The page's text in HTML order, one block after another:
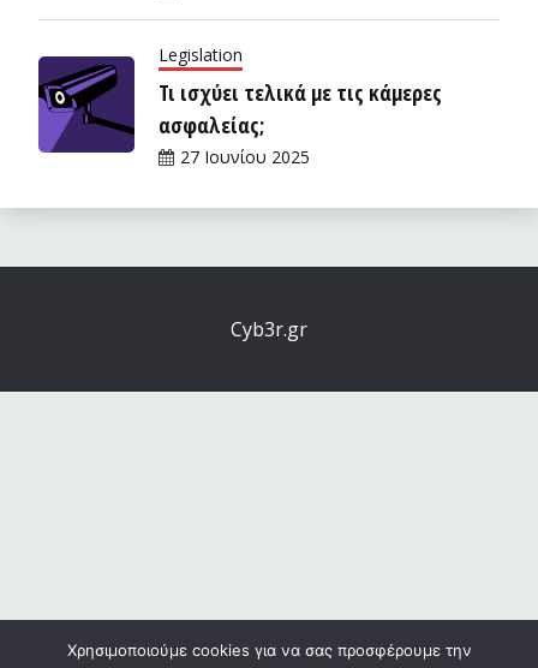
Legislation
Τι ισχύει τελικά με τις κάμερες
ασφαλείας;
27 Ιουνίου 2025
Cyb3r.gr
Χρησιμοποιούμε cookies για να σας προσφέρουμε την